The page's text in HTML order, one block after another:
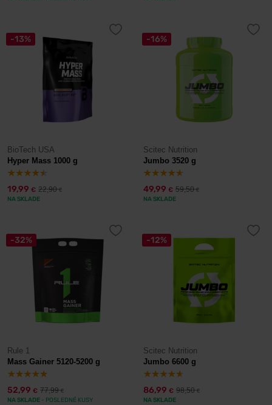
-13%
BioTech USA
Hyper Mass 1000 g
19,99 € 22,90€
NA SKLADE
-16%
Scitec Nutrition
Jumbo 3520 g
49,99 € 59,50€
NA SKLADE
-32%
Rule 1
Mass Gainer 5120-5200 g
52,99 € 77,99€
NA SKLADE - POSLEDNÉ KUSY
-12%
Scitec Nutrition
Jumbo 6600 g
86,99 € 98,50€
NA SKLADE